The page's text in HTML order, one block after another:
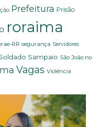
Prefeitura Prisão
roraima
RR segurança Servidores
Sampaio São João no
Vagas Violência